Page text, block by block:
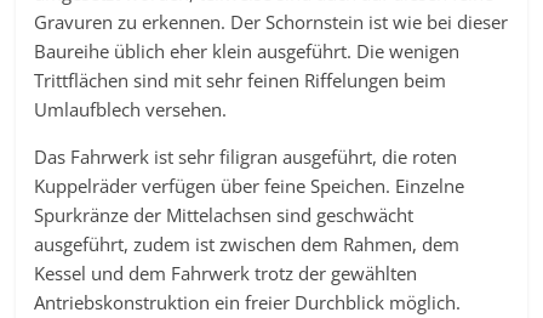
Gravuren zu erkennen. Der Schornstein ist wie bei dieser
Baureihe üblich eher klein ausgeführt. Die wenigen
Trittflächen sind mit sehr feinen Riffelungen beim
Umlaufblech versehen.
Das Fahrwerk ist sehr filigran ausgeführt, die roten
Kuppelräder verfügen über feine Speichen. Einzelne
Spurkränze der Mittelachsen sind geschwächt
ausgeführt, zudem ist zwischen dem Rahmen, dem
Kessel und dem Fahrwerk trotz der gewählten
Antriebskonstruktion ein freier Durchblick möglich.